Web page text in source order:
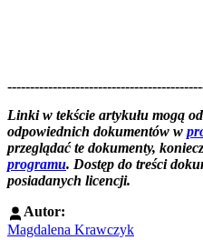
Linki w tekście artykułu mogą
odpowiednich dokumentów w
przeglądać te dokumenty,
programu. Dostęp do treści
posiadanych licencji.
Autor:
Magdalena Krawczyk